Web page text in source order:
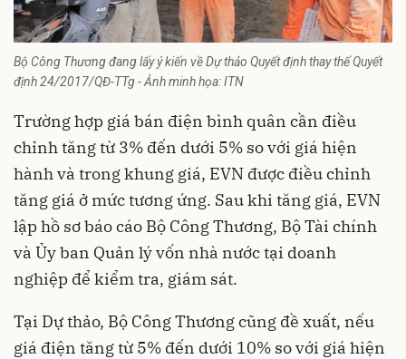
Bộ Công Thương đang lấy ý kiến về Dự thảo Quyết định thay thế Quyết
định 24/2017/QĐ-TTg - Ảnh minh họa: ITN
Trường hợp giá bán điện bình quân cần điều
chỉnh tăng từ 3% đến dưới 5% so với giá hiện
hành và trong khung giá, EVN được điều chỉnh
tăng giá ở mức tương ứng. Sau khi tăng giá, EVN
lập hồ sơ báo cáo Bộ Công Thương, Bộ Tài chính
và Ủy ban Quản lý vốn nhà nước tại doanh
nghiệp để kiểm tra, giám sát.
Tại Dự thảo, Bộ Công Thương cũng đề xuất, nếu
giá điện tăng từ 5% đến dưới 10% so với giá hiện